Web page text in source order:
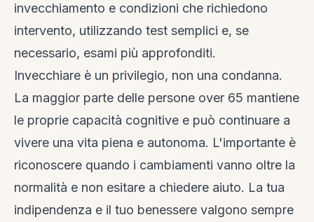
invecchiamento e condizioni che richiedono
intervento, utilizzando test semplici e, se
necessario, esami più approfonditi.
Invecchiare è un privilegio, non una condanna.
La maggior parte delle persone over 65 mantiene
le proprie capacità cognitive e può continuare a
vivere una vita piena e autonoma. L'importante è
riconoscere quando i cambiamenti vanno oltre la
normalità e non esitare a chiedere aiuto. La tua
indipendenza e il tuo benessere valgono sempre